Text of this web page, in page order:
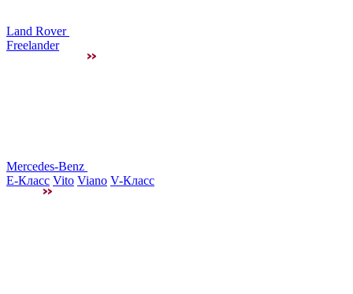
Land Rover
Freelander
Mercedes-Benz
E-Класс Vito Viano V-Класс